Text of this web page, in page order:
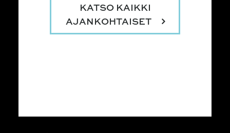
KATSO KAIKKI
AJANKOHTAISET